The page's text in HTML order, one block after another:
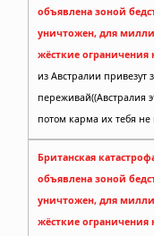
объявлена зоной
уничтожен, для
жёсткие ограничения
из Австралии привезут
переживай((Австралия
потом карма их тебя не
Британская
объявлена зоной
уничтожен, для
жёсткие ограничения